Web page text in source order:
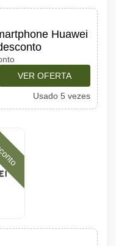
Huawei
VER OFERTA
Usado 5 vezes